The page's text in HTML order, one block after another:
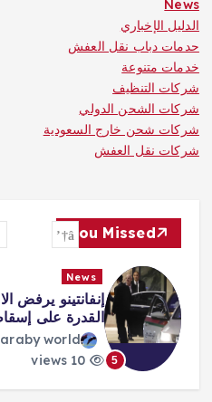
News
الدليل الإخباري
حدمات دباب نقل العفش
خدمات متنوعة
شركات التنظيف
شركات الشحن الدولي
شركات شحن خارج السعودية
شركات نقل العفش
You Missed
6
News
شخصا
araby world